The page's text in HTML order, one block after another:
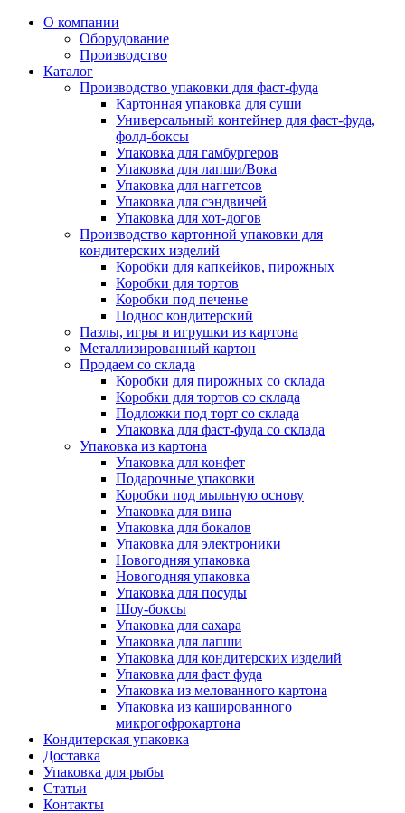
О компании
Оборудование
Производство
Каталог
Производство упаковки для фаст-фуда
Картонная упаковка для суши
Универсальный контейнер для фаст-фуда,
фолд-боксы
Упаковка для гамбургеров
Упаковка для лапши/Вока
Упаковка для наггетсов
Упаковка для сэндвичей
Упаковка для хот-догов
Производство картонной упаковки для
кондитерских изделий
Коробки для капкейков, пирожных
Коробки для тортов
Коробки под печенье
Поднос кондитерский
Пазлы, игры и игрушки из картона
Металлизированный картон
Продаем со склада
Коробки для пирожных со склада
Коробки для тортов со склада
Подложки под торт со склада
Упаковка для фаст-фуда со склада
Упаковка из картона
Упаковка для конфет
Подарочные упаковки
Коробки под мыльную основу
Упаковка для вина
Упаковка для бокалов
Упаковка для электроники
Новогодняя упаковка
Новогодняя упаковка
Упаковка для посуды
Шоу-боксы
Упаковка для сахара
Упаковка для лапши
Упаковка для кондитерских изделий
Упаковка для фаст фуда
Упаковка из мелованного картона
Упаковка из кашированного
микрогофрокартона
Кондитерская упаковка
Доставка
Упаковка для рыбы
Статьи
Контакты